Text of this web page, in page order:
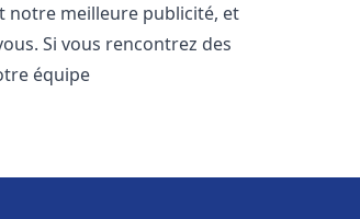
notre meilleure publicité, et
Si vous rencontrez des
équipe